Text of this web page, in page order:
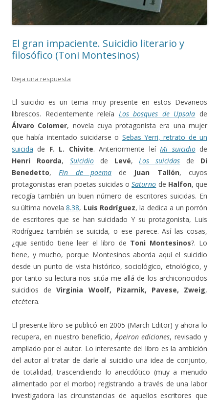
El gran impaciente. Suicidio literario y
filosófico (Toni Montesinos)
Deja una respuesta
El suicidio es un tema muy presente en estos Devaneos
librescos. Recientemente releía Los bosques de Upsala de
Álvaro Colomer, novela cuya protagonista era una mujer
que había intentado suicidarse o Sebas Yerri, retrato de un
suicida de F. L. Chivite. Anteriormente leíMi suicidiode
Henri Roorda, Suicidiode Levé,Los suicidas de Di
Benedetto,Fin de poemade Juan Tallón, cuyos
protagonistas eran poetas suicidas oSaturno de Halfon, que
recogía también un buen número de escritores suicidas. En
su última novela8.38, Luis Rodríguez, la dedica a un porrón
de escritores que se han suicidado Y su protagonista, Luis
Rodríguez también se suicida, o ese parece. Así las cosas,
¿que sentido tiene leer el libro de Toni Montesinos?. Lo
tiene, y mucho, porque Montesinos aborda aquí el suicidio
desde un punto de vista histórico, sociológico, etnológico, y
por tanto su lectura nos sitúa me allá de los archiconocidos
suicidios deVirginia Woolf, Pizarnik, Pavese, Zweig,
etcétera.
El presente libro se publicó en 2005 (March Editor) y ahora lo
recupera, en nuestro beneficio,Ápeiron ediciones, revisado y
ampliado por el autor. Lo interesante del libro es la ambición
del autor al tratar de darle al suicidio una idea de conjunto,
de totalidad, trascendiendo lo anecdótico (muy a menudo
alimentado por el morbo) registrando a través de una labor
investigadora las circunstancias de aquellos escritores que